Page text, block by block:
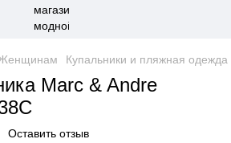
Купальники и пляжная одежда
Marc & Andre
Оставить отзыв